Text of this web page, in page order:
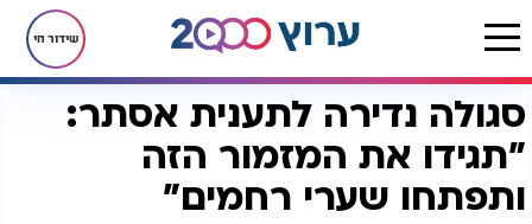
שידור חי
דף הבית יהדות חגים ומועדים פורים סגולות לפורים סגולה נדירה לתענית אסתר: "תגידו את המזמור הזה ותפתחו שערי רחמים"
סגולה נדירה לתענית אסתר:
"תגידו את המזמור הזה
ותפתחו שערי רחמים"